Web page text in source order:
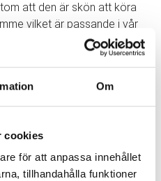
Om
cookies
för att anpassa innehållet
tillhandahålla funktioner
att den är skön att köra
vilket är passande i vår
när vi hjälper våra kunder
i Göteborg med
inom flyttstädningar